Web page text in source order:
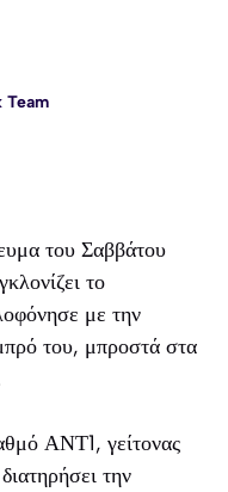
Team
του Σαββάτου
το
με την
του, μπροστά στα
ΑΝΤ1, γείτονας
την